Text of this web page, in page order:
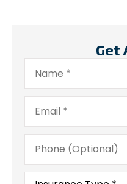
Get
Name*
Email*
Phone
(Optional)
Insurance